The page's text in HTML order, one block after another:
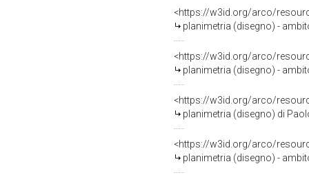
<https://w3id.org/arco/
planimetria (disegno) -
<https://w3id.org/arco/
planimetria (disegno) -
<https://w3id.org/arco/
planimetria (disegno) di
<https://w3id.org/arco/
planimetria (disegno) -